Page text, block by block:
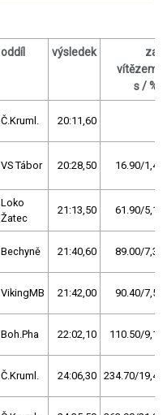
oddíl výsledek
za
vítězem
s / %
Č.Kruml. 20:11,60
VS Tábor 20:28,50 16.90/1,4
Loko
Žatec
21:13,50 61.90/5,1
Bechyně 21:40,60 89.00/7,3
VikingMB 21:42,00 90.40/7,5
Boh.Pha 22:02,10 110.50/9,1
Č.Kruml. 24:06,30 234.70/19,4